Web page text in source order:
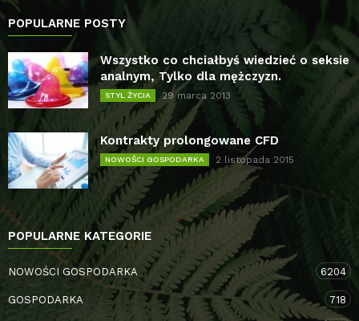
POPULARNE POSTY
Wszystko co chciałbyś wiedzieć o seksie
analnym, Tylko dla mężczyzn.
STYL ŻYCIA 29 marca 2013
Kontrakty prolongowane CFD
NOWOŚCI GOSPODARKA 2 listopada 2015
POPULARNE KATEGORIE
NOWOŚCI GOSPODARKA 6204
GOSPODARKA 718